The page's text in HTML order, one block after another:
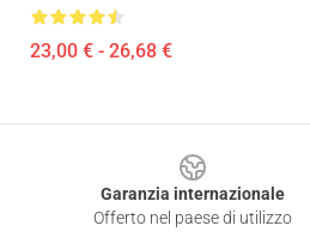
23,00 € - 26,68 €
Garanzia internazionale
Offerto nel paese di utilizzo